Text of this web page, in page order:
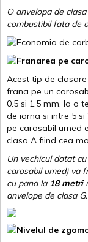
O anvelopa de
combustibil fata de
Acest tip de
frana pe un
0.5 si 1.5 mm, la o
de iarna si intre 5
pe carosabil umed
clasa A fiind cea
Un vechicul dotat
carosabil umed) va
cu pana la 18 metri
anvelope de clasa G.